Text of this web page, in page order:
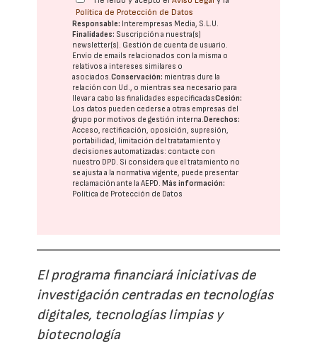
Política de Protección de Datos
Responsable: Interempresas Media, S.L.U.
Finalidades: Suscripción a nuestra(s)
newsletter(s). Gestión de cuenta de usuario.
Envío de emails relacionados con la misma o
relativos a intereses similares o
asociados.Conservación: mientras dure la
relación con Ud., o mientras sea necesario para
llevar a cabo las finalidades especificadasCesión:
Los datos pueden cederse a otras empresas del
grupo por motivos de gestión interna.Derechos:
Acceso, rectificación, oposición, supresión,
portabilidad, limitación del tratatamiento y
decisiones automatizadas: contacte con
nuestro DPD . Si considera que el tratamiento no
se ajusta a la normativa vigente, puede presentar
reclamación ante laAEPD .Más información:
Política de Protección de Datos
El programa financiará iniciativas de
investigación centradas en tecnologías
digitales, tecnologías limpias y
biotecnología